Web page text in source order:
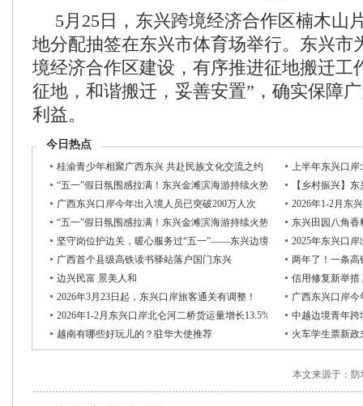
5月25日，东兴跨境经济合作区楠木山
地分配抽签在东兴市体育场举行。东兴市
境经济合作区建设，有序推进征地搬迁工
征地，和谐搬迁，妥善安置”，确实保障
利益。
今日热点
桂渝青少年相聚广西东兴 共赴民族文化交流之约
上半年东兴口岸
“五一”假日氛围感拉满！东兴金滩滨海游持续火热 八方游客逐浪赴约
【乡村振兴】
广西东兴口岸今年出入境人员已突破200万人次
2026年1-2月东
“五一”假日氛围感拉满！东兴金滩滨海游持续火热 八方游客逐浪赴约
东兴田园八角
坚守岗位护边关，暖心服务过“五一”——东兴边境检查站全力保畅通
2025年东兴口
广西首个县级高铁读书驿站落户国门东兴
两年了！一条高
边兴民富 景美人和
信用修复新举措
2026年3月23日起，东兴口岸旅客通关有调整！
广西东兴口岸今
2026年1-2月东兴口岸北仑河二桥货运量增长13.5%
中越边境青年跨
越南有哪些好玩儿的？驻华大使推荐
火车学生票新
本文来源于：